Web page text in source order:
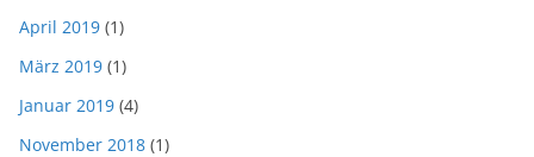
April 2019 (1)
März 2019 (1)
Januar 2019 (4)
November 2018 (1)